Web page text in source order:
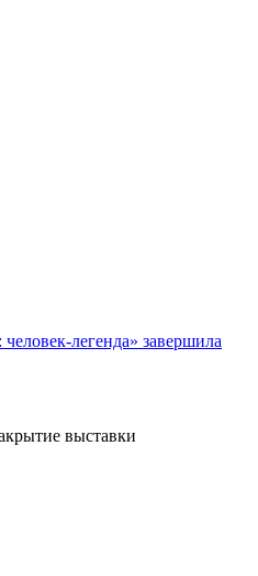
легенда» завершила
выставки